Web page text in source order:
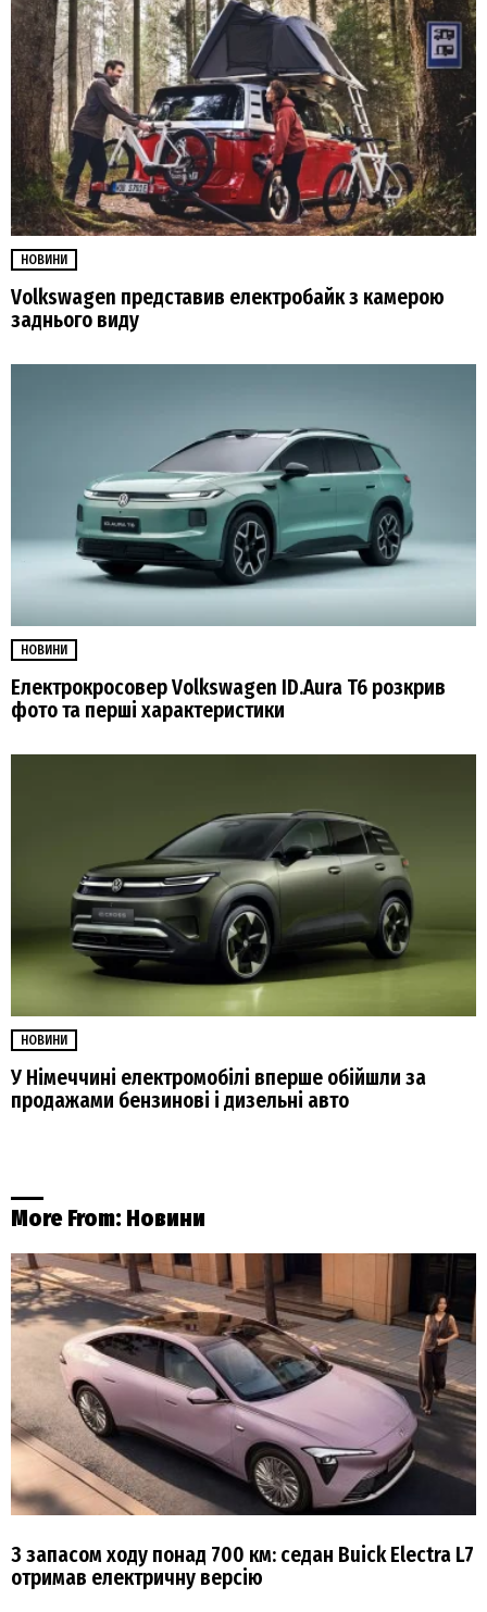
НОВИНИ
Volkswagen представив електробайк з камерою
заднього виду
НОВИНИ
Електрокросовер Volkswagen ID.Aura T6 розкрив
фото та перші характеристики
НОВИНИ
У Німеччині електромобілі вперше обійшли за
продажами бензинові і дизельні авто
More From: Новини
З запасом ходу понад 700 км: седан Buick Electra L7
отримав електричну версію